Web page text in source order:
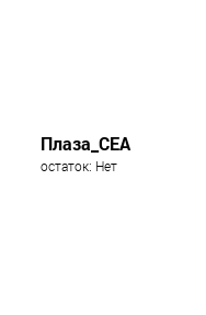
Плаза_СЕА
остаток: Нет